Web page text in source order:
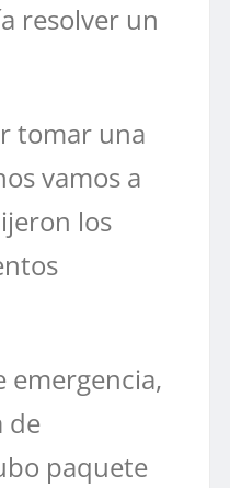
resolver un
tomar una
vamos a
los
emergencia,
de
paquete